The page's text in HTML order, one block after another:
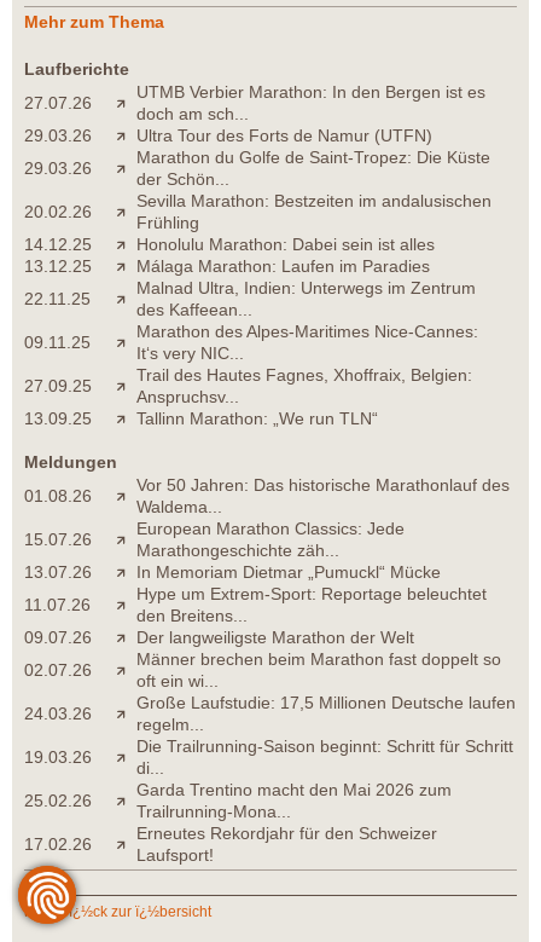
Mehr zum Thema
Laufberichte
27.07.26
UTMB Verbier Marathon: In den Bergen ist es
doch am sch...
29.03.26
Ultra Tour des Forts de Namur (UTFN)
29.03.26
Marathon du Golfe de Saint-Tropez: Die Küste
der Schön...
20.02.26
Sevilla Marathon: Bestzeiten im andalusischen
Frühling
14.12.25
Honolulu Marathon: Dabei sein ist alles
13.12.25
Málaga Marathon: Laufen im Paradies
22.11.25
Malnad Ultra, Indien: Unterwegs im Zentrum
des Kaffeean...
09.11.25
Marathon des Alpes-Maritimes Nice-Cannes:
It‘s very NIC...
27.09.25
Trail des Hautes Fagnes, Xhoffraix, Belgien:
Anspruchsv...
13.09.25
Tallinn Marathon: „We run TLN“
Meldungen
01.08.26
Vor 50 Jahren: Das historische Marathonlauf des
Waldema...
15.07.26
European Marathon Classics: Jede
Marathongeschichte zäh...
13.07.26
In Memoriam Dietmar „Pumuckl“ Mücke
11.07.26
Hype um Extrem-Sport: Reportage beleuchtet
den Breitens...
09.07.26
Der langweiligste Marathon der Welt
02.07.26
Männer brechen beim Marathon fast doppelt so
oft ein wi...
24.03.26
Große Laufstudie: 17,5 Millionen Deutsche laufen
regelm...
19.03.26
Die Trailrunning-Saison beginnt: Schritt für Schritt
di...
25.02.26
Garda Trentino macht den Mai 2026 zum
Trailrunning-Mona...
17.02.26
Erneutes Rekordjahr für den Schweizer
Laufsport!
zurï¿½ck zur ï¿½bersicht